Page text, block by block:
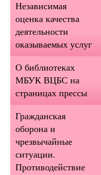
Независимая
оценка качества
деятельности
оказываемых услуг
О библиотеках
МБУК ВЦБС на
страницах прессы
Гражданская
оборона и
чрезвычайные
ситуации.
Противодействие